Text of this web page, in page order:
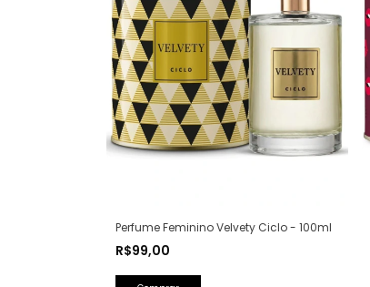
Perfume Feminino Velvety Ciclo - 100ml
R$99,00